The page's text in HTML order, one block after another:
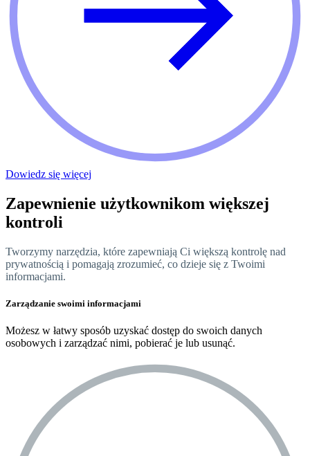
Dowiedz się więcej
Zapewnienie użytkownikom większej
kontroli
Tworzymy narzędzia, które zapewniają Ci większą kontrolę nad
prywatnością i pomagają zrozumieć, co dzieje się z Twoimi
informacjami.
Zarządzanie swoimi informacjami
Możesz w łatwy sposób uzyskać dostęp do swoich danych
osobowych i zarządzać nimi, pobierać je lub usunąć.